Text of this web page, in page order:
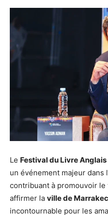
Le Festival du Livre
un événement majeur dans
contribuant à promouvoir
affirmer la ville de
incontournable pour les